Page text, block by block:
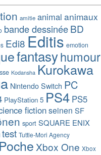
amitie animal animaux
bande dessinéeBD
Edi8 Editis emotion
fantasyhumour
Kodansha Kurokawa
Nintendo Switch PC
PlayStation 5 PS4 PS5
fictionseinen SF
sport SQUARE ENIX
test Tuttle-Mori Agency
Xbox One Xbox